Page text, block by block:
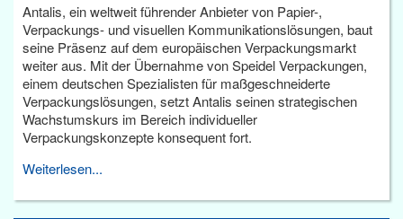
Antalis, ein weltweit führender Anbieter von Papier-,
Verpackungs- und visuellen Kommunikationslösungen, baut
seine Präsenz auf dem europäischen Verpackungsmarkt
weiter aus. Mit der Übernahme von Speidel Verpackungen,
einem deutschen Spezialisten für maßgeschneiderte
Verpackungslösungen, setzt Antalis seinen strategischen
Wachstumskurs im Bereich individueller
Verpackungskonzepte konsequent fort.
Weiterlesen...